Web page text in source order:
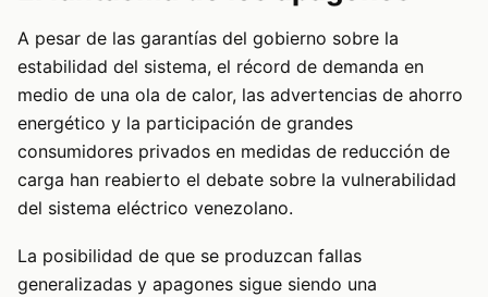
A pesar de las garantías del gobierno sobre la
estabilidad del sistema, el récord de demanda en
medio de una ola de calor, las advertencias de ahorro
energético y la participación de grandes
consumidores privados en medidas de reducción de
carga han reabierto el debate sobre la vulnerabilidad
del sistema eléctrico venezolano.
La posibilidad de que se produzcan fallas
generalizadas y apagones sigue siendo una